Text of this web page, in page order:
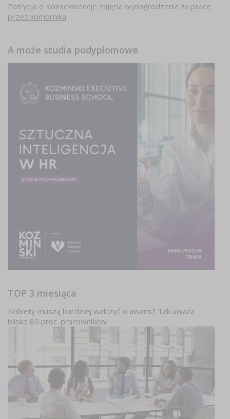
Patrycja o Konsekwencje zajęcia wynagrodzenia za pracę
przez komornika
A może studia podyplomowe
TOP 3 miesiąca
Kobiety muszą bardziej walczyć o awans? Tak uważa
blisko 80 proc. pracowników